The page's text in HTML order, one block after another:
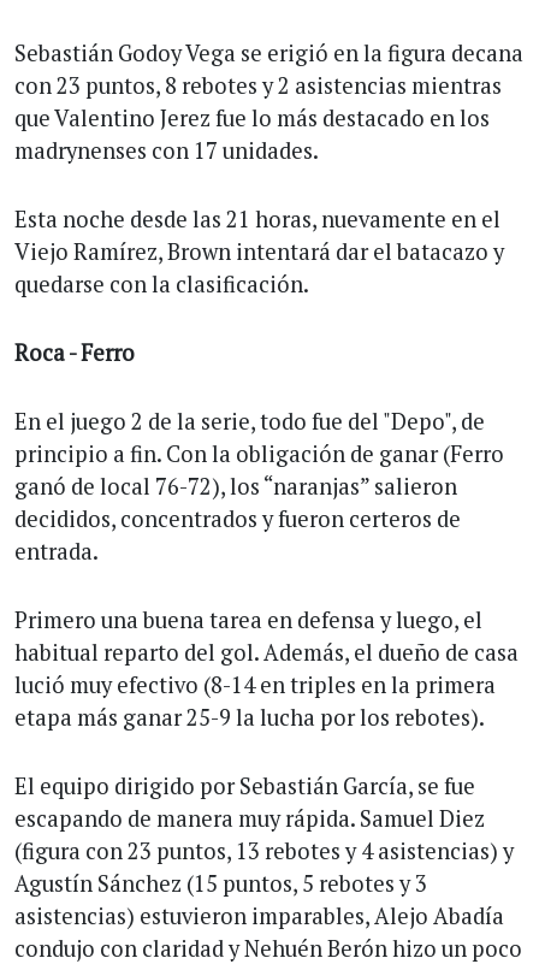
Sebastián Godoy Vega se erigió en la figura decana
con 23 puntos, 8 rebotes y 2 asistencias mientras
que Valentino Jerez fue lo más destacado en los
madrynenses con 17 unidades.
Esta noche desde las 21 horas, nuevamente en el
Viejo Ramírez, Brown intentará dar el batacazo y
quedarse con la clasificación.
Roca - Ferro
En el juego 2 de la serie, todo fue del "Depo", de
principio a fin. Con la obligación de ganar (Ferro
ganó de local 76-72), los “naranjas” salieron
decididos, concentrados y fueron certeros de
entrada.
Primero una buena tarea en defensa y luego, el
habitual reparto del gol. Además, el dueño de casa
lució muy efectivo (8-14 en triples en la primera
etapa más ganar 25-9 la lucha por los rebotes).
El equipo dirigido por Sebastián García, se fue
escapando de manera muy rápida. Samuel Diez
(figura con 23 puntos, 13 rebotes y 4 asistencias) y
Agustín Sánchez (15 puntos, 5 rebotes y 3
asistencias) estuvieron imparables, Alejo Abadía
condujo con claridad y Nehuén Berón hizo un poco